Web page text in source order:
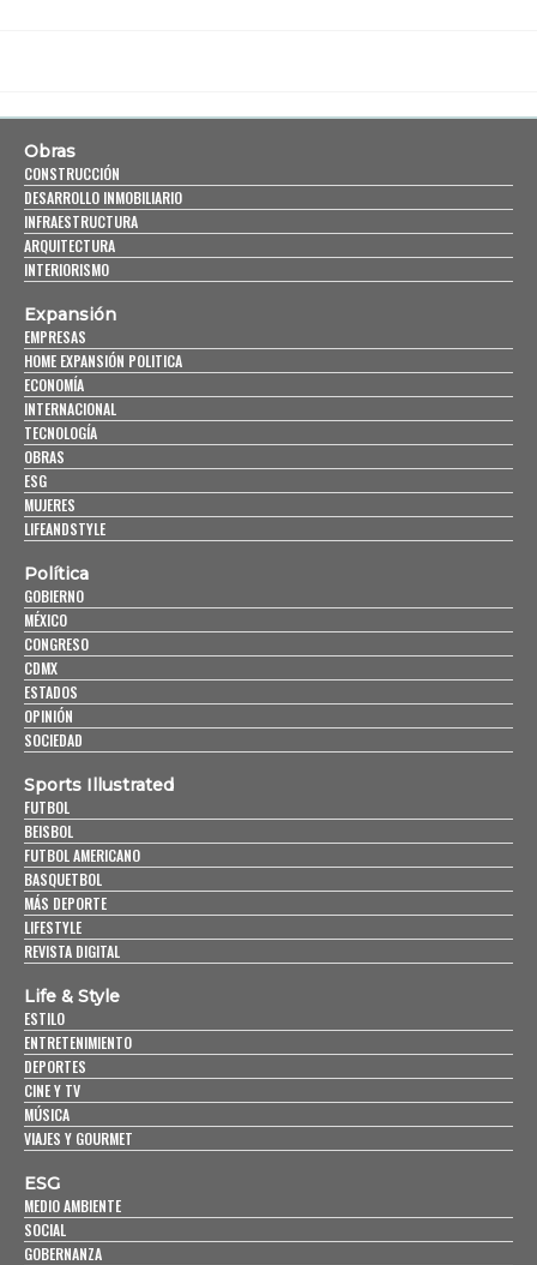
Obras
CONSTRUCCIÓN
DESARROLLO INMOBILIARIO
INFRAESTRUCTURA
ARQUITECTURA
INTERIORISMO
Expansión
EMPRESAS
HOME EXPANSIÓN POLITICA
ECONOMÍA
INTERNACIONAL
TECNOLOGÍA
OBRAS
ESG
MUJERES
LIFEANDSTYLE
Política
GOBIERNO
MÉXICO
CONGRESO
CDMX
ESTADOS
OPINIÓN
SOCIEDAD
Sports Illustrated
FUTBOL
BEISBOL
FUTBOL AMERICANO
BASQUETBOL
MÁS DEPORTE
LIFESTYLE
REVISTA DIGITAL
Life & Style
ESTILO
ENTRETENIMIENTO
DEPORTES
CINE Y TV
MÚSICA
VIAJES Y GOURMET
ESG
MEDIO AMBIENTE
SOCIAL
GOBERNANZA